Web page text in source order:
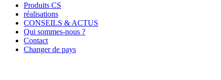
Produits CS
réalisations
CONSEILS & ACTUS
Qui sommes-nous ?
Contact
Changer de pays